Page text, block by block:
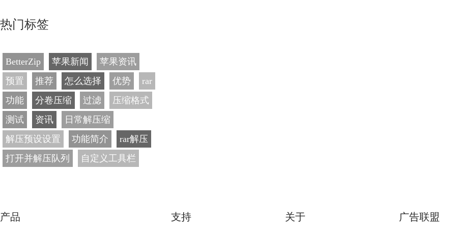
热门标签
BetterZip 苹果新闻
苹果资讯
预置
推荐 怎么选择 优势
rar
功能
分卷压缩 过滤
压缩格式
测试
资讯
日常解压缩
解压预设设置
功能简介
rar解压
打开并解压队列
自定义工具栏
产品 支持 关于 广告联盟